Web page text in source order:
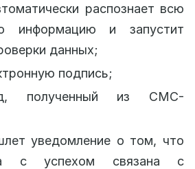
распознает всю
информацию и запустит
данных;
подпись;
полученный из СМС-
уведомление о том, что
с успехом связана с